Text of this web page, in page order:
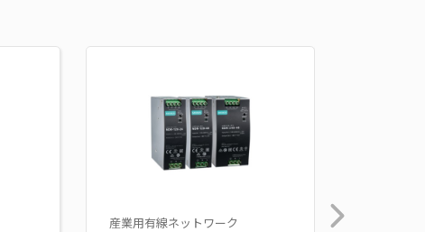
産業用有線ネットワーク